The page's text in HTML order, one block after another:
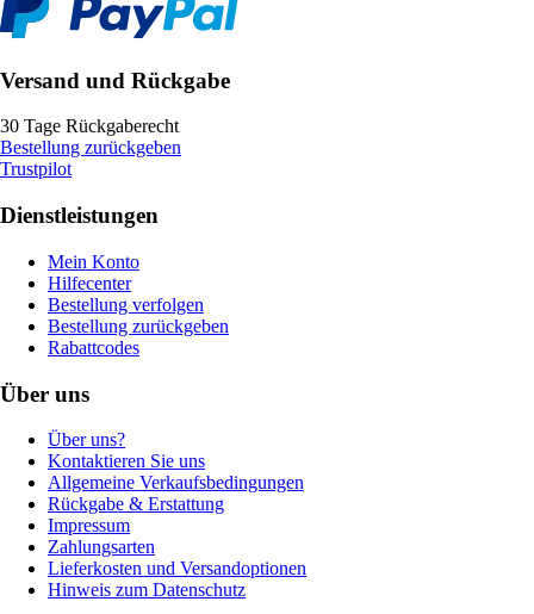
Versand und Rückgabe
30 Tage Rückgaberecht
Bestellung zurückgeben
Trustpilot
Dienstleistungen
Mein Konto
Hilfecenter
Bestellung verfolgen
Bestellung zurückgeben
Rabattcodes
Über uns
Über uns?
Kontaktieren Sie uns
Allgemeine Verkaufsbedingungen
Rückgabe & Erstattung
Impressum
Zahlungsarten
Lieferkosten und Versandoptionen
Hinweis zum Datenschutz